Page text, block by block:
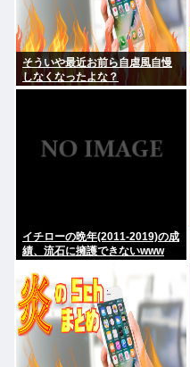
そういや最近お前ら自虐風自慢
しなくなったよな？
イチローの晩年(2011-2019)の成
績、流石に擁護できないwww